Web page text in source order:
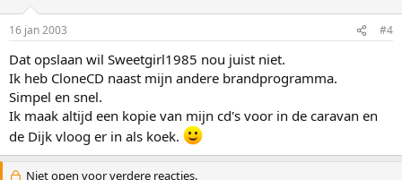
16 jan 2003 #4
Dat opslaan wil Sweetgirl1985 nou juist niet.
Ik heb CloneCD naast mijn andere brandprogramma.
Simpel en snel.
Ik maak altijd een kopie van mijn cd's voor in de caravan en
de Dijk vloog er in als koek.
Niet open voor verdere reacties.